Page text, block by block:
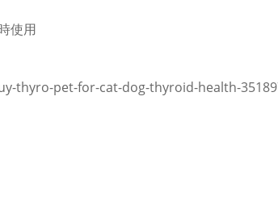
使用
thyro-pet-for-cat-dog-thyroid-health-